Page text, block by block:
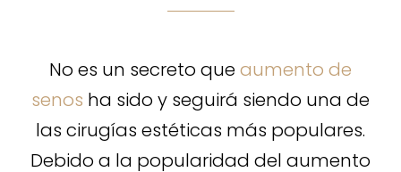
No es un secreto que aumento de
senos ha sido y seguirá siendo una de
las cirugías estéticas más populares.
Debido a la popularidad del aumento